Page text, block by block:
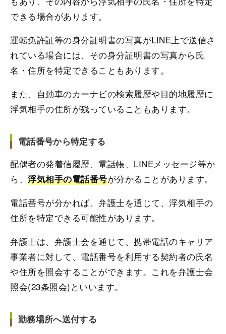
できる場合があります。
運転免許証等の身分証明書の写真がLINE上で送信さ
れている場合には、その身分証明書の写真から氏
名・住所を特定できることもあります。
また、自動車のカーナビの検索履歴や目的地履歴に
浮気相手の住所が残っていることもあります。
電話番号から特定する
配偶者の発着信履歴、電話帳、LINEメッセージ等か
ら、浮気相手の電話番号が分かることがあります。
電話番号が分かれば、弁護士を通じて、浮気相手の
住所を特定できる可能性があります。
弁護士は、弁護士会を通じて、携帯電話のキャリア
事業者に対して、電話番号を利用する契約者の氏名
や住所を照会することができます。これを弁護士会
照会(23条照会)といいます。
勤務場所へ送付する